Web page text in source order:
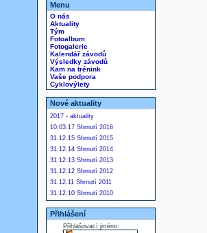
Menu
O nás
Aktuality
Tým
Fotoalbum
Fotogalerie
Kalendář závodů
Výsledky závodů
Kam na trénink
Vaše podpora
Cyklovýlety
Nové aktuality
2017 - aktuality
10.03.17 Shrnutí 2016
31.12.15 Shrnutí 2015
31.12.14 Shrnutí 2014
31.12.13 Shrnutí 2013
31.12.12 Shrnutí 2012
31.12.11 Shrnutí 2011
31.12.10 Shrnutí 2010
Přihlášení
Přihlašovací jméno: